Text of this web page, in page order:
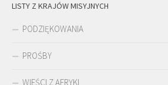
LISTY Z KRAJÓW MISYJNYCH
PODZIĘKOWANIA
PROŚBY
WIEŚCI Z AFRYKI